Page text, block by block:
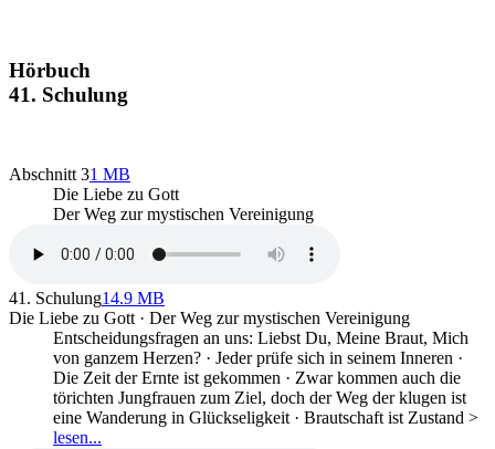
Hörbuch
41. Schulung
Abschnitt 31 MB
Die Liebe zu Gott
Der Weg zur mystischen Vereinigung
41. Schulung14.9 MB
Die Liebe zu Gott · Der Weg zur mystischen Vereinigung
Entscheidungsfragen an uns: Liebst Du, Meine Braut, Mich
von ganzem Herzen? · Jeder prüfe sich in seinem Inneren ·
Die Zeit der Ernte ist gekommen · Zwar kommen auch die
törichten Jungfrauen zum Ziel, doch der Weg der klugen ist
eine Wanderung in Glückseligkeit · Brautschaft ist Zustand >
lesen...